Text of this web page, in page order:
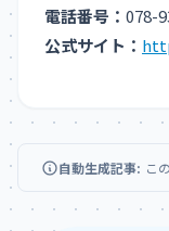
電話番号： 078-
公式サイト：
自動生成記事: こ